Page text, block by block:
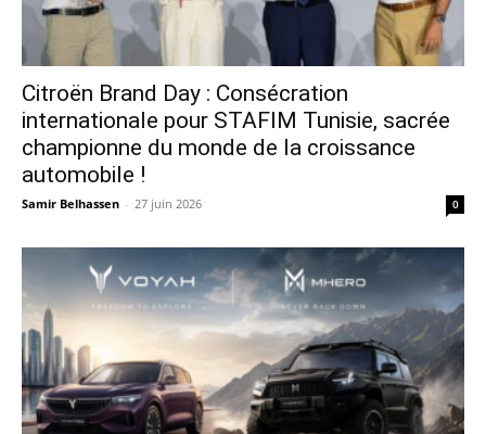
Citroën Brand Day : Consécration
internationale pour STAFIM Tunisie, sacrée
championne du monde de la croissance
automobile !
Samir Belhassen - 27 juin 2026 0